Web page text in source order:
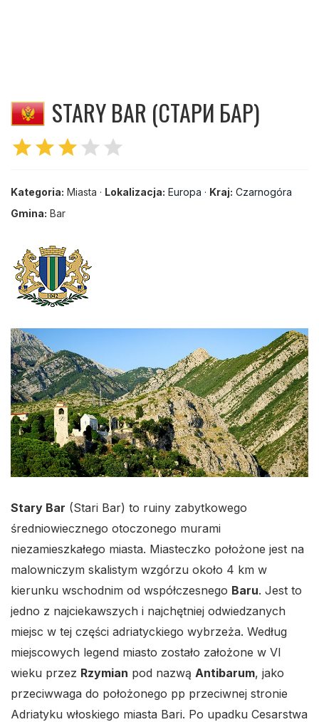
STARY BAR (СТАРИ БАР)
starstarstar star star
Kategoria: Miasta · Lokalizacja: Europa · Kraj: Czarnogóra
Gmina: Bar
Stary Bar (Stari Bar) to ruiny zabytkowego
średniowiecznego otoczonego murami
niezamieszkałego miasta. Miasteczko położone jest na
malowniczym skalistym wzgórzu około 4 km w
kierunku wschodnim od współczesnego Baru. Jest to
jedno z najciekawszych i najchętniej odwiedzanych
miejsc w tej części adriatyckiego wybrzeża. Według
miejscowych legend miasto zostało założone w VI
wieku przez Rzymian pod nazwą Antibarum, jako
przeciwwaga do położonego pp przeciwnej stronie
Adriatyku włoskiego miasta Bari. Po upadku Cesarstwa